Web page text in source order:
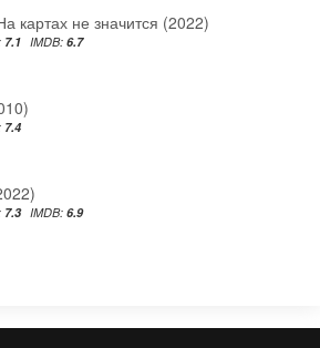
картах не значится (2022)
7.1 IMDB: 6.7
7.4
7.3 IMDB: 6.9